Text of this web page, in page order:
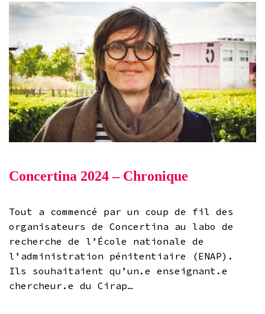
Concertina 2024 – Chronique
Tout a commencé par un coup de fil des
organisateurs de Concertina au labo de
recherche de l’École nationale de
l’administration pénitentiaire (ENAP).
Ils souhaitaient qu’un.e enseignant.e
chercheur.e du Cirap…